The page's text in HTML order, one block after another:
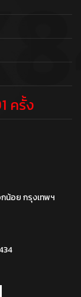
ครั้ง
น้อย กรุงเทพฯ